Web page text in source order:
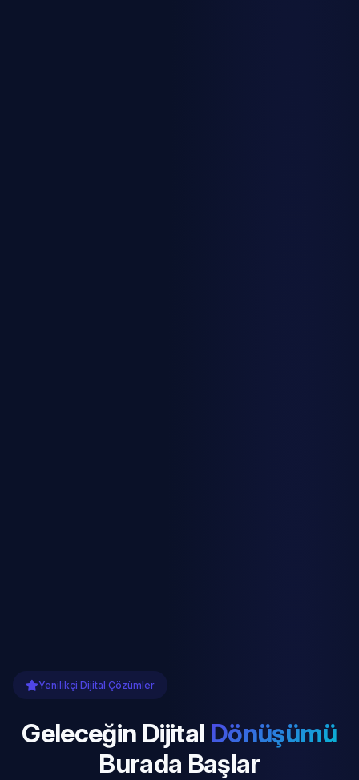
Yenilikçi Dijital Çözümler
Geleceğin Dijital Dönüşümü
Burada Başlar